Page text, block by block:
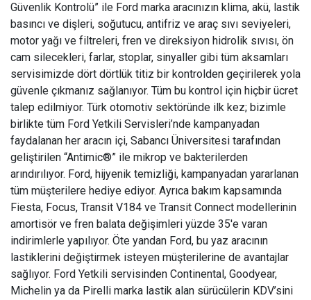
Güvenlik Kontrolü” ile Ford marka aracınızın klima, akü, lastik
basıncı ve dişleri, soğutucu, antifriz ve araç sıvı seviyeleri,
motor yağı ve filtreleri, fren ve direksiyon hidrolik sıvısı, ön
cam silecekleri, farlar, stoplar, sinyaller gibi tüm aksamları
servisimizde dört dörtlük titiz bir kontrolden geçirilerek yola
güvenle çıkmanız sağlanıyor. Tüm bu kontrol için hiçbir ücret
talep edilmiyor. Türk otomotiv sektöründe ilk kez; bizimle
birlikte tüm Ford Yetkili Servisleri’nde kampanyadan
faydalanan her aracın içi, Sabancı Üniversitesi tarafından
geliştirilen “Antimic®” ile mikrop ve bakterilerden
arındırılıyor. Ford, hijyenik temizliği, kampanyadan yararlanan
tüm müşterilere hediye ediyor. Ayrıca bakım kapsamında
Fiesta, Focus, Transit V184 ve Transit Connect modellerinin
amortisör ve fren balata değişimleri yüzde 35'e varan
indirimlerle yapılıyor. Öte yandan Ford, bu yaz aracının
lastiklerini değiştirmek isteyen müşterilerine de avantajlar
sağlıyor. Ford Yetkili servisinden Continental, Goodyear,
Michelin ya da Pirelli marka lastik alan sürücülerin KDV’sini